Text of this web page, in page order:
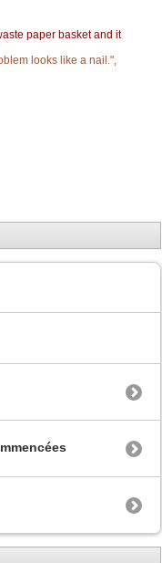
paper basket and it
looks like a nail.",